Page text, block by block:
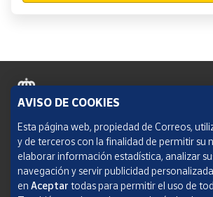
Política de cookies
Aviso legal
Condiciones del servicio
AVISO DE COOKIES
Esta página web, propiedad de Correos,
y de terceros con la finalidad de permitir su
elaborar información estadística, analizar
navegación y servir publicidad
en Aceptar todas para permitir el uso de